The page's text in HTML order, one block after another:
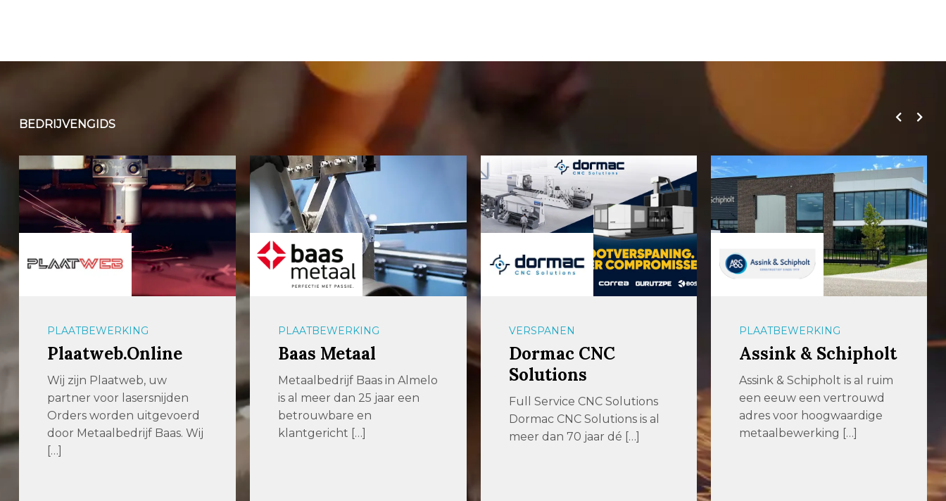
BEDRIJVENGIDS
PLAATBEWERKING
Plaatweb.Online
Wij zijn Plaatweb, uw
partner voor lasersnijden
Orders worden uitgevoerd
door Metaalbedrijf Baas. Wij
[…]
PLAATBEWERKING
Baas Metaal
Metaalbedrijf Baas in Almelo
is al meer dan 25 jaar een
betrouwbare en
klantgericht […]
VERSPANEN
Dormac CNC
Solutions
Full Service CNC Solutions
Dormac CNC Solutions is al
meer dan 70 jaar dé […]
PLAATBEWERKING
Assink & Schipholt
Assink & Schipholt is al ruim
een eeuw een vertrouwd
adres voor hoogwaardige
metaalbewerking […]